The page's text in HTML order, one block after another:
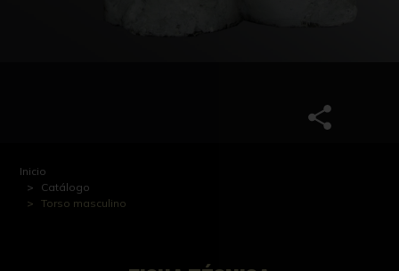
Inicio
Catálogo
Torso masculino